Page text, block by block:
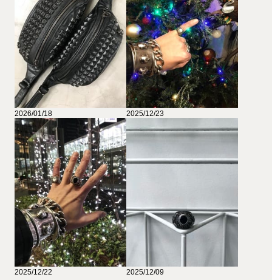
2026/01/18 2025/12/23
2025/12/22 2025/12/09